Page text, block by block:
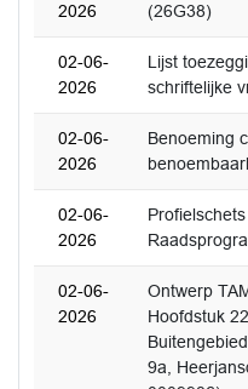
2026
(26G38)
02-06-
2026
Lijst
schriftelijke
02-06-
2026
Benoeming
02-06-
2026
02-06-
2026
Ontwerp
Hoofdstuk
9a,